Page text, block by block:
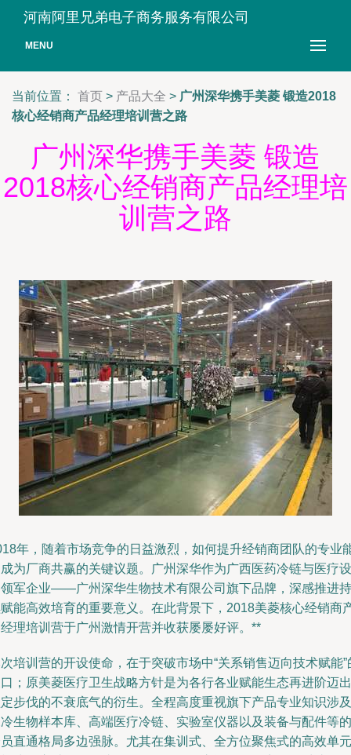
河南阿里兄弟电子商务服务有限公司
MENU
当前位置： 首页 > 产品大全 > 广州深华携手美菱 锻造2018
核心经销商产品经理培训营之路
广州深华携手美菱 锻造
2018核心经销商产品经理培
训营之路
年，随着市场竞争的日益激烈，如何提升经销商团队的专业
为厂商共赢的关键议题。广州深华作为广西医药冷链与医疗设
军企业——广州深华生物技术有限公司旗下品牌，深感推进持
能高效培育的重要意义。在此背景下，2018美菱核心经销商
理培训营于广州激情开营并收获屡屡好评。**
培训营的开设使命，在于突破市场中“关系销售迈向技术赋能”
；原美菱医疗卫生战略方针是为各行各业赋能生态再进阶迈出
步伐的不衰底气的衍生。全程高度重视旗下产品专业知识涉及
生物样本库、高端医疗冷链、实验室仪器以及装备与配件等的
直通格局多边强脉。尤其在集训式、全方位聚焦式的高效单元